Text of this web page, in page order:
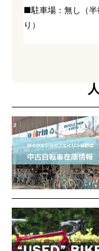
■駐車場：無し（
り）